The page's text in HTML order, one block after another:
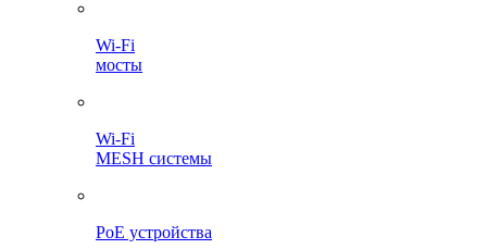
Wi-Fi
мосты
Wi-Fi
MESH системы
PoE устройства